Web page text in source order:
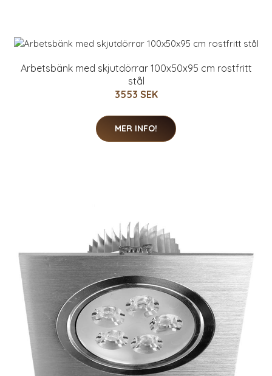
Arbetsbänk med skjutdörrar 100x50x95 cm rostfritt
stål
3553 SEK
MER INFO!